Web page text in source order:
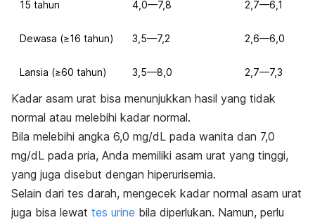
15 tahun 4,0—7,8 2,7—6,1
Dewasa (≥16 tahun) 3,5—7,2 2,6—6,0
Lansia (≥60 tahun) 3,5—8,0 2,7—7,3
Kadar asam urat bisa menunjukkan hasil yang tidak
normal atau melebihi kadar normal.
Bila melebihi angka 6,0 mg/dL pada wanita dan 7,0
mg/dL pada pria, Anda memiliki asam urat yang tinggi,
yang juga disebut dengan hiperurisemia.
Selain dari tes darah, mengecek kadar normal asam urat
juga bisa lewat tes urine bila diperlukan. Namun, perlu